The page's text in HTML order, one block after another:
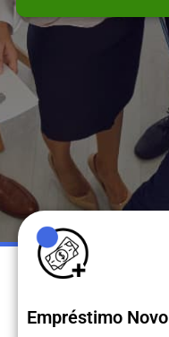
Empréstimo Novo